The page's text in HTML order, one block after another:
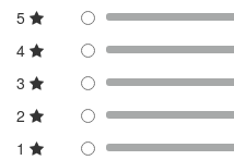
5
4
3
2
1